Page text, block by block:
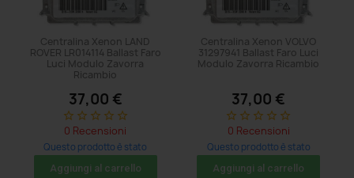
Centralina Xenon LAND
ROVER LR014114 Ballast Faro
Luci Modulo Zavorra
Ricambio
37,00 €
star_border star_border star_border star_border star_border
0 Recensioni
Questo prodotto è stato
acquistato: 11 volte
Aggiungi al carrello
Centralina Xenon VOLVO
31297941 Ballast Faro Luci
Modulo Zavorra Ricambio
37,00 €
star_border star_border star_border star_border star_border
0 Recensioni
Questo prodotto è stato
acquistato: 14 volte
Aggiungi al carrello